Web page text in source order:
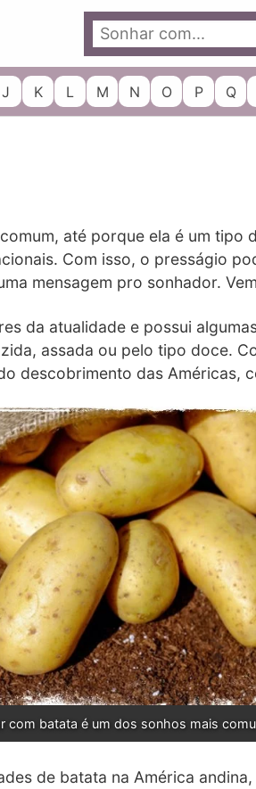
J K L M N O P Q
até porque ela é um tipo
Com isso, o presságio
mensagem pro sonhador.
da atualidade e possui
assada ou pelo tipo doce.
descobrimento das Américas,
com batata é um dos sonhos mais
de batata na América